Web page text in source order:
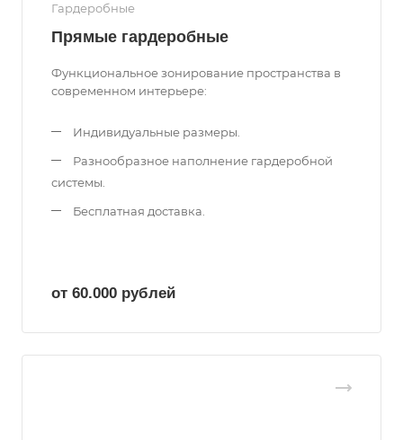
Гардеробные
Прямые гардеробные
Функциональное зонирование пространства в
современном интерьере:
Индивидуальные размеры.
Разнообразное наполнение гардеробной
системы.
Бесплатная доставка.
от 60.000 рублей